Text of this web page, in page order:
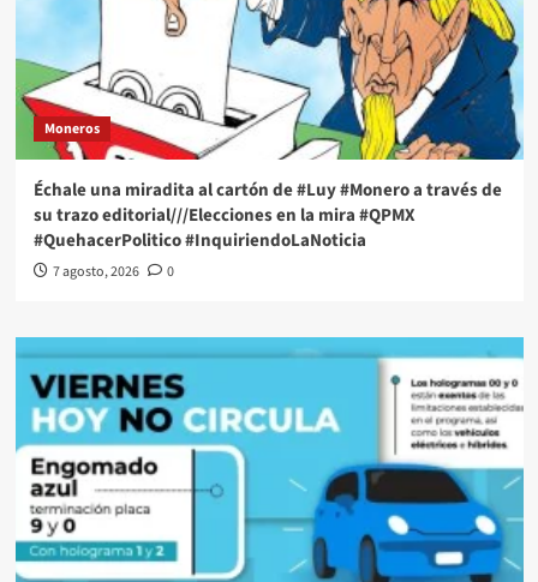
Moneros
Échale una miradita al cartón de #Luy #Monero a través de
su trazo editorial///Elecciones en la mira #QPMX
#QuehacerPolitico #InquiriendoLaNoticia
7 agosto, 2026 0